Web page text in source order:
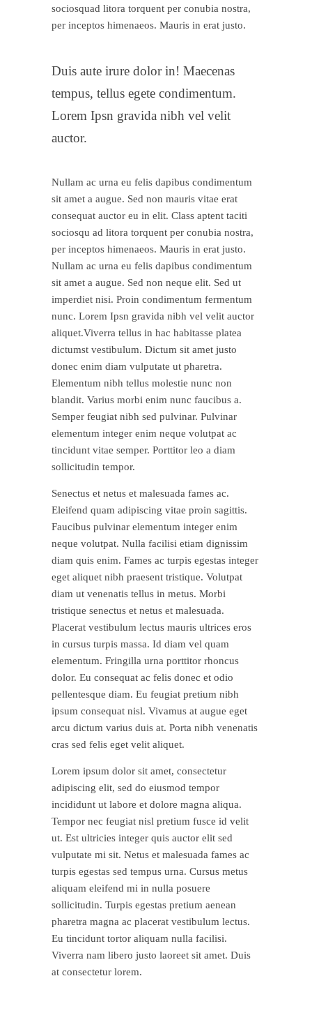
sociosquad litora torquent per conubia nostra,
per inceptos himenaeos. Mauris in erat justo.
Duis aute irure dolor in! Maecenas
tempus, tellus egete condimentum.
Lorem Ipsn gravida nibh vel velit
auctor.
Nullam ac urna eu felis dapibus condimentum
sit amet a augue. Sed non mauris vitae erat
consequat auctor eu in elit. Class aptent taciti
sociosqu ad litora torquent per conubia nostra,
per inceptos himenaeos. Mauris in erat justo.
Nullam ac urna eu felis dapibus condimentum
sit amet a augue. Sed non neque elit. Sed ut
imperdiet nisi. Proin condimentum fermentum
nunc. Lorem Ipsn gravida nibh vel velit auctor
aliquet.Viverra tellus in hac habitasse platea
dictumst vestibulum. Dictum sit amet justo
donec enim diam vulputate ut pharetra.
Elementum nibh tellus molestie nunc non
blandit. Varius morbi enim nunc faucibus a.
Semper feugiat nibh sed pulvinar. Pulvinar
elementum integer enim neque volutpat ac
tincidunt vitae semper. Porttitor leo a diam
sollicitudin tempor.
Senectus et netus et malesuada fames ac.
Eleifend quam adipiscing vitae proin sagittis.
Faucibus pulvinar elementum integer enim
neque volutpat. Nulla facilisi etiam dignissim
diam quis enim. Fames ac turpis egestas integer
eget aliquet nibh praesent tristique. Volutpat
diam ut venenatis tellus in metus. Morbi
tristique senectus et netus et malesuada.
Placerat vestibulum lectus mauris ultrices eros
in cursus turpis massa. Id diam vel quam
elementum. Fringilla urna porttitor rhoncus
dolor. Eu consequat ac felis donec et odio
pellentesque diam. Eu feugiat pretium nibh
ipsum consequat nisl. Vivamus at augue eget
arcu dictum varius duis at. Porta nibh venenatis
cras sed felis eget velit aliquet.
Lorem ipsum dolor sit amet, consectetur
adipiscing elit, sed do eiusmod tempor
incididunt ut labore et dolore magna aliqua.
Tempor nec feugiat nisl pretium fusce id velit
ut. Est ultricies integer quis auctor elit sed
vulputate mi sit. Netus et malesuada fames ac
turpis egestas sed tempus urna. Cursus metus
aliquam eleifend mi in nulla posuere
sollicitudin. Turpis egestas pretium aenean
pharetra magna ac placerat vestibulum lectus.
Eu tincidunt tortor aliquam nulla facilisi.
Viverra nam libero justo laoreet sit amet. Duis
at consectetur lorem.